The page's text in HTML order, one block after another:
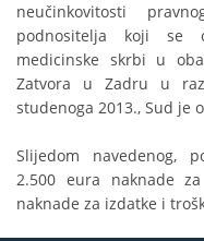
neučinkovitosti
podnositelja koji se
medicinske skrbi u
Zatvora u Zadru u
studenoga 2013., Sud je
Slijedom navedenog,
2.500 eura naknade
naknade za izdatke i